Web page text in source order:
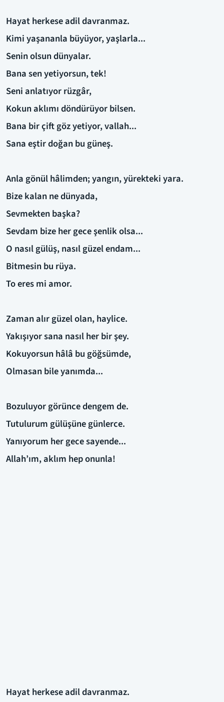
Hayat herkese adil davranmaz.
Kimi yaşananla büyüyor, yaşlarla...
Senin olsun dünyalar.
Bana sen yetiyorsun, tek!
Seni anlatıyor rüzgâr,
Kokun aklımı döndürüyor bilsen.
Bana bir çift göz yetiyor, vallah...
Sana eştir doğan bu güneş.
Anla gönül hâlimden; yangın, yürekteki yara.
Bize kalan ne dünyada,
Sevmekten başka?
Sevdam bize her gece şenlik olsa...
O nasıl gülüş, nasıl güzel endam...
Bitmesin bu rüya.
To eres mi amor.
Zaman alır güzel olan, haylice.
Yakışıyor sana nasıl her bir şey.
Kokuyorsun hâlâ bu göğsümde,
Olmasan bile yanımda...
Bozuluyor görünce dengem de.
Tutulurum gülüşüne günlerce.
Yanıyorum her gece sayende...
Allah’ım, aklım hep onunla!
Hayat herkese adil davranmaz.